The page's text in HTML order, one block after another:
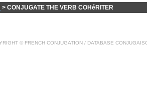
> CONJUGATE THE VERB COHéRITER
© FRENCH CONJUGATION / DATABASE